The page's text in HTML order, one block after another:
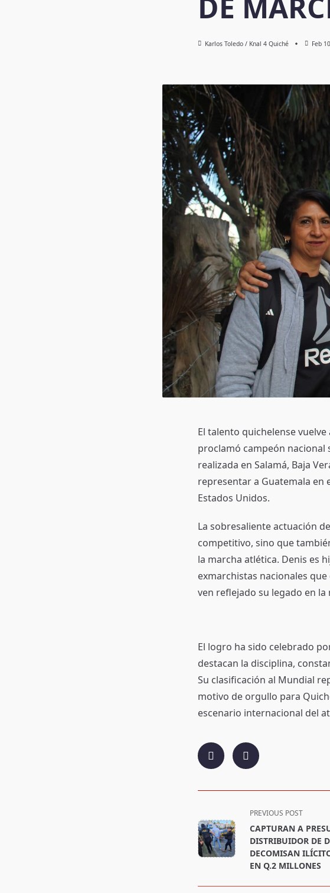
Karlos Toledo / Knal 4 Quiché Feb
El talento quichelense
proclamó campeón nacional
realizada en Salamá, Baja
representar a Guatemala en
Estados Unidos.
La sobresaliente actuación
competitivo, sino que
la marcha atlética. Denis es
exmarchistas nacionales
ven reflejado su legado en la
El logro ha sido celebrado
destacan la disciplina,
Su clasificación al Mundial
motivo de orgullo para
escenario internacional del
class="nav-
subtitle
screen-
PREVIOUS POST
CAPTURAN A
DISTRIBUIDOR DE
DECOMISAN
EN Q.2 MILLONES